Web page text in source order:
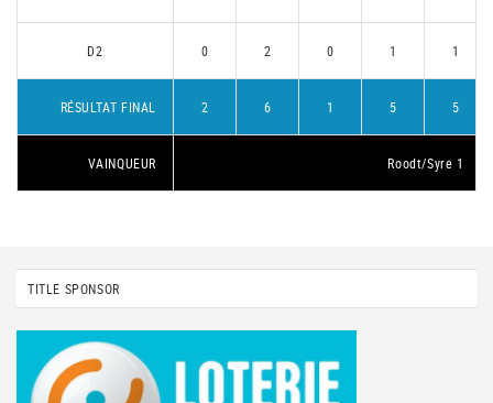
D2 0 2 0 1 1
RÉSULTAT FINAL 2 6 1 5 5
VAINQUEUR Roodt/Syre 1
TITLE SPONSOR